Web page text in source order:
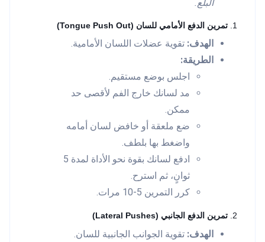
البلع.
1. تمرين الدفع الأمامي للسان (Tongue Push Out)
الهدف: تقوية عضلات اللسان الأمامية.
الطريقة:
اجلس بوضع مستقيم.
مد لسانك خارج الفم لأقصى حد
ممكن.
ضع ملعقة أو خافض لسان أمامه
واضغط بها بلطف.
ادفع لسانك بقوة نحو الأداة لمدة 5
ثوانٍ، ثم استرح.
كرر التمرين 5-10 مرات.
2. تمرين الدفع الجانبي (Lateral Pushes)
الهدف: تقوية الجوانب الجانبية للسان.